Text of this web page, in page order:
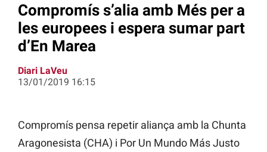
Compromís s’alia amb Més per a
les europees i espera sumar part
d’En Marea
Diari LaVeu
13/01/2019 16:15
Compromís pensa repetir aliança amb la Chunta
Aragonesista (CHA) i Por Un Mundo Más Justo